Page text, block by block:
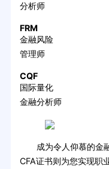
分析师
FRM
金融风险
管理师
CQF
国际量化
金融分析师
成为令人仰慕的金融
CFA证书则为您实现职